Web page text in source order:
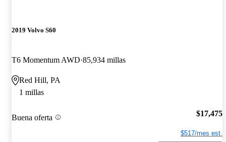
2019 Volvo S60
T6 Momentum AWD 85,934 millas
Red Hill, PA
1 millas
Buena oferta $17,475
$517/mes est.